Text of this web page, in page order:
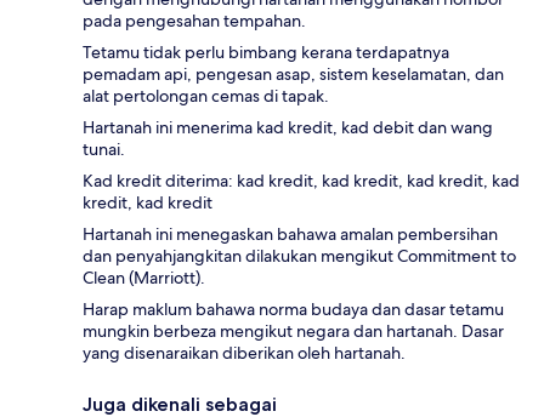
pada pengesahan tempahan.
Tetamu tidak perlu bimbang kerana terdapatnya
pemadam api, pengesan asap, sistem keselamatan, dan
alat pertolongan cemas di tapak.
Hartanah ini menerima kad kredit, kad debit dan wang
tunai.
Kad kredit diterima: kad kredit, kad kredit, kad kredit, kad
kredit, kad kredit
Hartanah ini menegaskan bahawa amalan pembersihan
dan penyahjangkitan dilakukan mengikut Commitment to
Clean (Marriott).
Harap maklum bahawa norma budaya dan dasar tetamu
mungkin berbeza mengikut negara dan hartanah. Dasar
yang disenaraikan diberikan oleh hartanah.
Juga dikenali sebagai